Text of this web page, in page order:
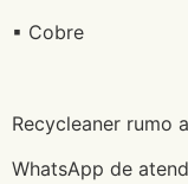
▪ Cobre
Recycleaner rumo
WhatsApp de